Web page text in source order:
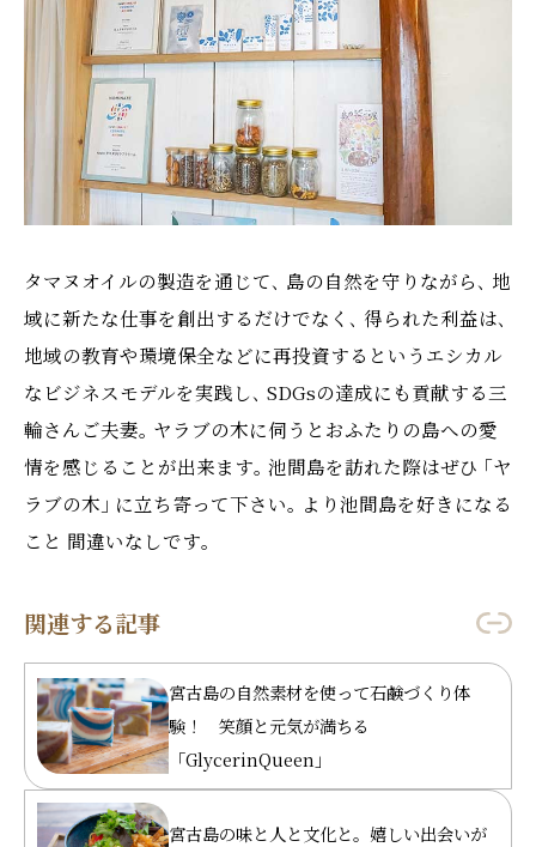
タマヌオイルの製造を通じて､ 島の自然を守りながら､ 地
域に新たな仕事を創出するだけでなく､ 得られた利益は､
地域の教育や環境保全などに再投資するというエシカル
なビジネスモデルを実践し､ SDGsの達成にも貢献する三
輪さんご夫妻｡ ヤラブの木に伺うとおふたりの島への愛
情を感じることが出来ます｡ 池間島を訪れた際はぜひ ｢ヤ
ラブの木｣ に立ち寄って下さい｡ より池間島を好きになる
こと 間違いなしです｡
関連する記事
宮古島の自然素材を使って石鹸づくり体
験！ 笑顔と元気が満ちる
「GlycerinQueen」
宮古島の味と人と文化と。嬉しい出会いが